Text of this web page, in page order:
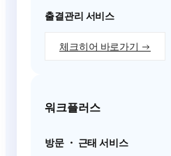
출결관리 서비스
체크히어 바로가기 →
워크플러스
방문 ・ 근태 서비스